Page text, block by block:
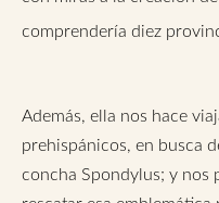
comprendería diez
Además, ella nos hace
prehispánicos, en busca
concha Spondylus; y nos